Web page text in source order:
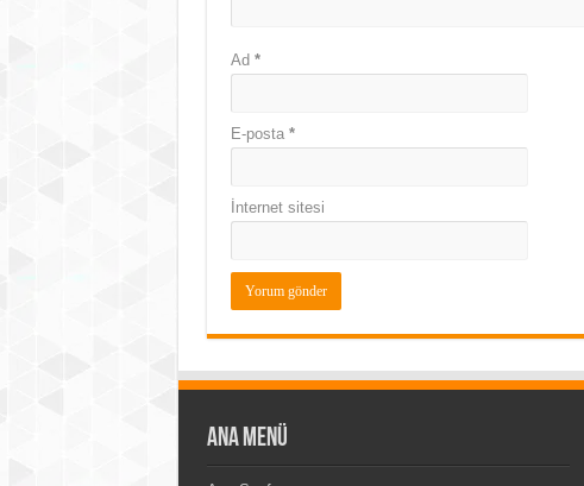
Ad *
E-posta *
İnternet sitesi
Ana Menü